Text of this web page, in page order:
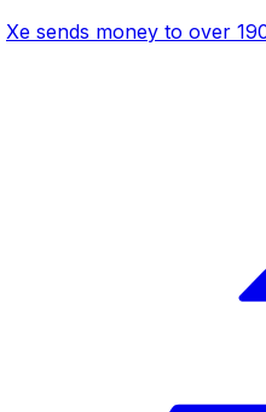
Xe sends money to over